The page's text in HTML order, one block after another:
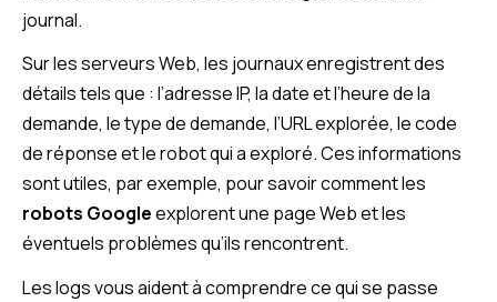
journal.
Sur les serveurs Web, les journaux enregistrent des
détails tels que : l’adresse IP, la date et l’heure de la
demande, le type de demande, l’URL explorée, le code
de réponse et le robot qui a exploré. Ces informations
sont utiles, par exemple, pour savoir comment les
robots Googleexplorent une page Web et les
éventuels problèmes qu’ils rencontrent.
Les logs vous aident à comprendre ce qui se passe